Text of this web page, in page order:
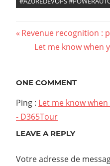
Navigation
l’article
Previous
Post:
Revenue recognition :
Next
Let me know when
ONE COMMENT
Ping : Let me know
- D365Tour
LEAVE A REPLY
Votre adresse de